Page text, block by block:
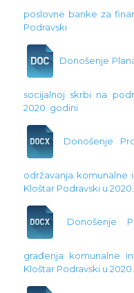
poslovne banke za
Podravski
Donošenje
socijalnoj skrbi na
2020. godini
Donošenje
održavanja komunalne
Kloštar Podravski u
Donošenje
građenja komunalne
Kloštar Podravski u